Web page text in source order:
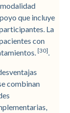
que incluye
La
con
[30]
combinan